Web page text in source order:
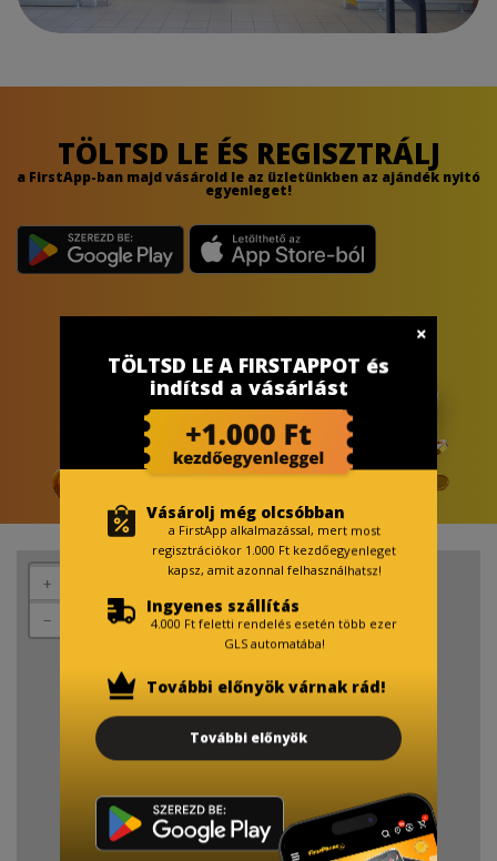
TÖLTSD LE ÉS REGISZTRÁLJ
a FirstApp-ban majd vásárold le az üzletünkben az ajándék nyitó
egyenleget!
+
−
TÖLTSD LE A FIRSTAPPOT és
indítsd a vásárlást
Vásárolj még olcsóbban
a FirstApp alkalmazással, mert most
regisztrációkor 1.000 Ft kezdőegyenleget
kapsz, amit azonnal felhasználhatsz!
Ingyenes szállítás
4.000 Ft feletti rendelés esetén több ezer
GLS automatába!
További előnyök várnak rád!
További előnyök